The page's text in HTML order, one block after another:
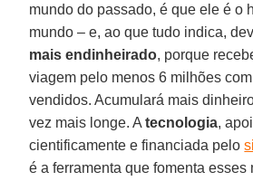
mundo do passado, é que ele é o
mundo – e, ao que tudo indica,
mais endinheirado, porque
viagem pelo menos 6 milhões
vendidos. Acumulará mais
vez mais longe. Atecnologia,
cientificamente e financiada pelo
é a ferramenta que fomenta esses